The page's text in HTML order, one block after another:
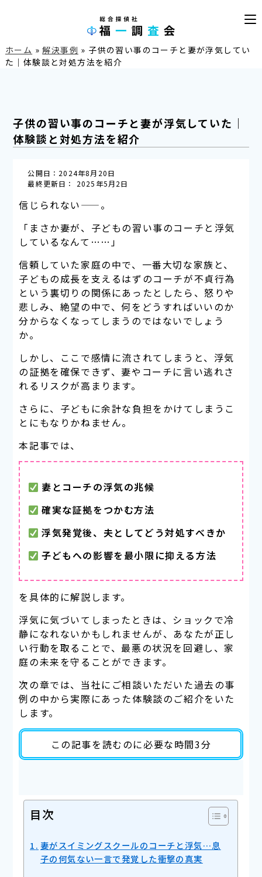
ホーム »解決事例 » 子供の習い事のコーチと妻が浮気してい
た｜体験談と対処方法を紹介
子供の習い事のコーチと妻が浮気していた｜
体験談と対処方法を紹介
公開日：2024年8月20日
最終更新日： 2025年5月2日
信じられない——。
「まさか妻が、子どもの習い事のコーチと浮気
しているなんて……」
信頼していた家庭の中で、一番大切な家族と、
子どもの成長を支えるはずのコーチが不貞行為
という裏切りの関係にあったとしたら、怒りや
悲しみ、絶望の中で、何をどうすればいいのか
分からなくなってしまうのではないでしょう
か。
しかし、ここで感情に流されてしまうと、浮気
の証拠を確保できず、妻やコーチに言い逃れさ
れるリスクが高まります。
さらに、子どもに余計な負担をかけてしまうこ
とにもなりかねません。
本記事では、
妻とコーチの浮気の兆候
確実な証拠をつかむ方法
浮気発覚後、夫としてどう対処すべきか
子どもへの影響を最小限に抑える方法
を具体的に解説します。
浮気に気づいてしまったときは、ショックで冷
静になれないかもしれませんが、あなたが正し
い行動を取ることで、最悪の状況を回避し、家
庭の未来を守ることができます。
次の章では、当社にご相談いただいた過去の事
例の中から実際にあった体験談のご紹介をいた
します。
この記事を読むのに必要な時間3分
目次
妻がスイミングスクールのコーチと浮気…息
子の何気ない一言で発覚した衝撃の真実